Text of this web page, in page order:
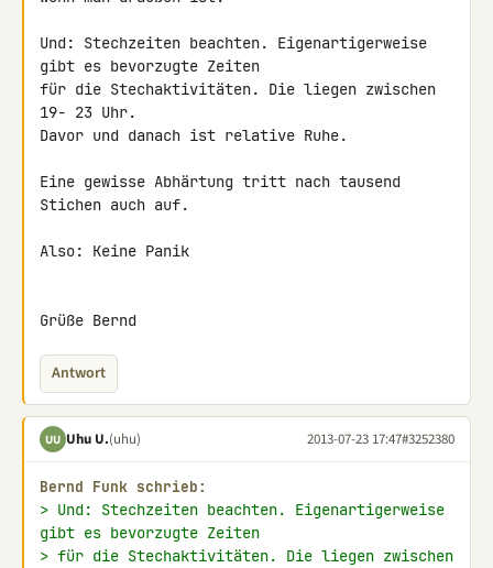
Und: Stechzeiten beachten. Eigenartigerweise
gibt es bevorzugte Zeiten
für die Stechaktivitäten. Die liegen zwischen
19- 23 Uhr.
Davor und danach ist relative Ruhe.
Eine gewisse Abhärtung tritt nach tausend
Stichen auch auf.
Also: Keine Panik
Grüße Bernd
Antwort
UU Uhu U.(uhu) 2013-07-23 17:47#3252380
Bernd Funk schrieb:
> Und: Stechzeiten beachten. Eigenartigerweise
gibt es bevorzugte Zeiten
> für die Stechaktivitäten. Die liegen zwischen